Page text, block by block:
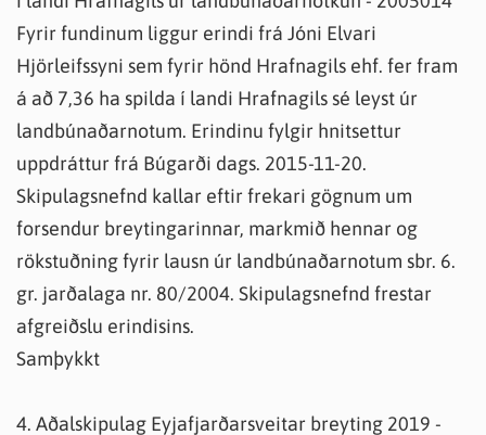
Fyrir fundinum liggur erindi frá Jóni Elvari
Hjörleifssyni sem fyrir hönd Hrafnagils ehf. fer fram
á að 7,36 ha spilda í landi Hrafnagils sé leyst úr
landbúnaðarnotum. Erindinu fylgir hnitsettur
uppdráttur frá Búgarði dags. 2015-11-20.
Skipulagsnefnd kallar eftir frekari gögnum um
forsendur breytingarinnar, markmið hennar og
rökstuðning fyrir lausn úr landbúnaðarnotum sbr. 6.
gr. jarðalaga nr. 80/2004. Skipulagsnefnd frestar
afgreiðslu erindisins.
Samþykkt
4. Aðalskipulag Eyjafjarðarsveitar breyting 2019 -